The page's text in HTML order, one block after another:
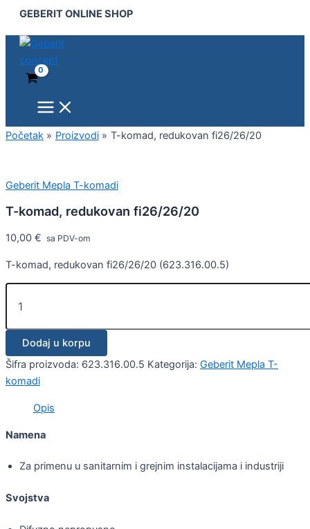
Pređi
sadržaj
GEBERIT ONLINE SHOP
Menu
Početak Proizvodi T-komad, redukovan fi26/26/20
Geberit Mepla T-komadi
T-komad, redukovan fi26/26/20
10,00 € sa PDV-om
T-komad, redukovan fi26/26/20 (623.316.00.5)
komad,
redukovan
fi26/26/20
količina
Dodaj u korpu
Šifra proizvoda: 623.316.00.5 Kategorija: Geberit Mepla T-
komadi
Opis
Namena
Za primenu u sanitarnim i grejnim instalacijama i industriji
Svojstva